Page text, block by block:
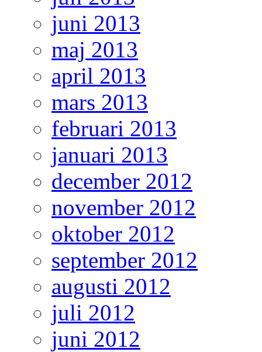
juni 2013
maj 2013
april 2013
mars 2013
februari 2013
januari 2013
december 2012
november 2012
oktober 2012
september 2012
augusti 2012
juli 2012
juni 2012